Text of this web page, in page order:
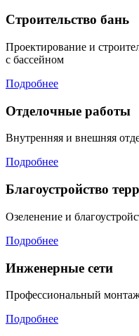
Строительство бань
Проектирование и
с бассейном
Подробнее
Отделочные работы
Внутренняя и внешняя
Подробнее
Благоустройство
Озеленение и
Подробнее
Инженерные сети
Профессиональный
Подробнее